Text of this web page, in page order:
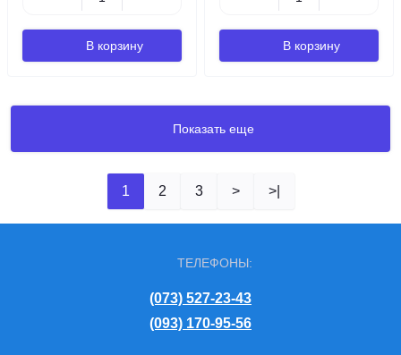
В корзину В корзину
Показать еще
1 2 3 > >|
ТЕЛЕФОНЫ:
(073) 527-23-43
(093) 170-95-56